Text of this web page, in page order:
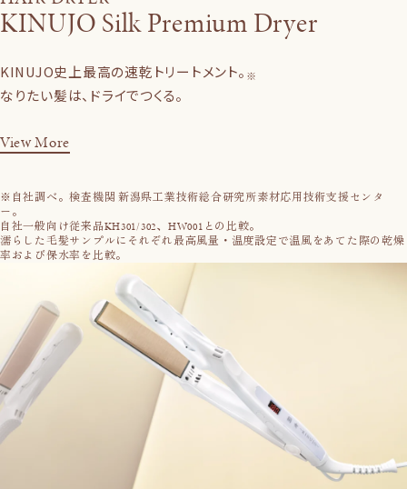
KINUJO Silk Premium Dryer
KINUJO史上最高の速乾トリートメント。 ※
なりたい髪は、ドライでつくる。
View More
※自社調べ。検査機関 新潟県工業技術総合研究所素材応用技術支援センタ
ー。
自社一般向け従来品KH301/302、HW001との比較。
濡らした毛髪サンプルにそれぞれ最高風量・温度設定で温風をあてた際の乾燥
率および保水率を比較。